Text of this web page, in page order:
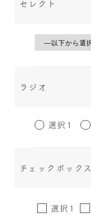
セレクト
ラジオ
選択1
チェックボックス
選択1